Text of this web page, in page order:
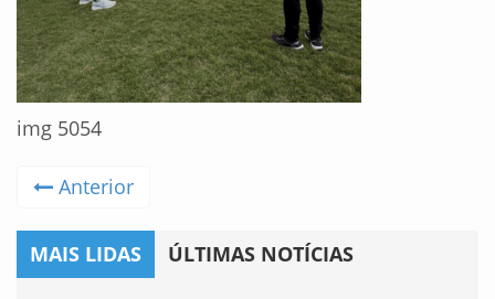
img 5054
Anterior
MAIS LIDAS ÚLTIMAS NOTÍCIAS